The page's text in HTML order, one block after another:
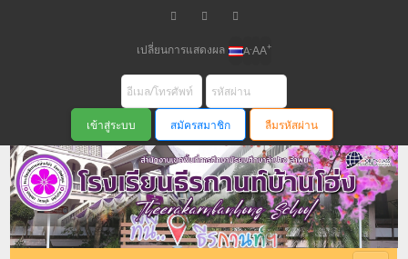
เปลี่ยนการแสดงผล A-AA+
สมัครสมาชิก ลืมรหัสผ่าน